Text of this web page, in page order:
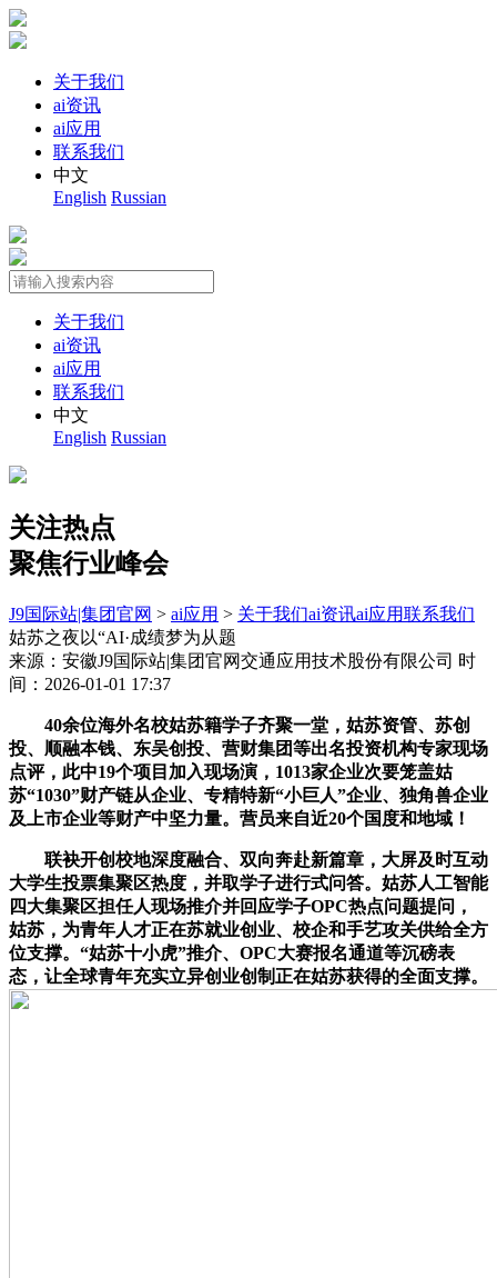
关于我们
ai资讯
ai应用
联系我们
中文
English Russian
关于我们
ai资讯
ai应用
联系我们
中文
English Russian
关注热点
聚焦行业峰会
J9国际站|集团官网 > ai应用 > 关于我们ai资讯ai应用联系我们
姑苏之夜以“AI·成绩梦为从题
来源：安徽J9国际站|集团官网交通应用技术股份有限公司 时
间：2026-01-01 17:37
40余位海外名校姑苏籍学子齐聚一堂，姑苏资管、苏创
投、顺融本钱、东吴创投、营财集团等出名投资机构专家现场
点评，此中19个项目加入现场演，1013家企业次要笼盖姑
苏“1030”财产链从企业、专精特新“小巨人”企业、独角兽企业
及上市企业等财产中坚力量。营员来自近20个国度和地域！
联袂开创校地深度融合、双向奔赴新篇章，大屏及时互动
大学生投票集聚区热度，并取学子进行式问答。姑苏人工智能
四大集聚区担任人现场推介并回应学子OPC热点问题提问，
姑苏，为青年人才正在苏就业创业、校企和手艺攻关供给全方
位支撑。“姑苏十小虎”推介、OPC大赛报名通道等沉磅表
态，让全球青年充实立异创业创制正在姑苏获得的全面支撑。